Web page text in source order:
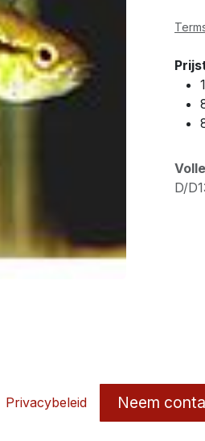
D/
Privacybeleid Neem